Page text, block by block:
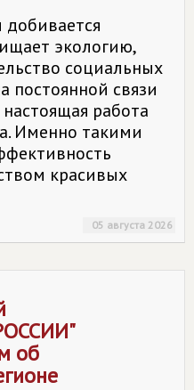
добивается
экологию,
социальных
постоянной связи
работа
Именно такими
красивых
05 августа 2026
"
об